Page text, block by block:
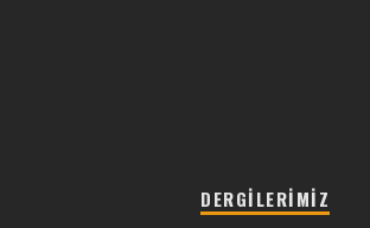
DERGILERIMIZ